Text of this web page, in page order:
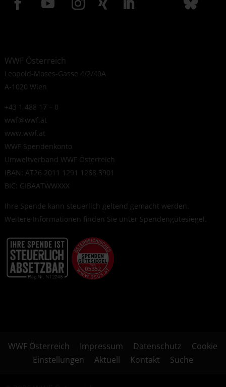
WWF Österreich
Leopold-Moses-Gasse 4/2/40A
A-1020 Wien
+43 1 488 17 – 0
wwf@wwf.at
www.wwf.at
WWF Spendenkonto
Umweltverband WWF Österreich
IBAN: AT26 2011 1291 1268 3901
BIC: GIBAATWWXXX
Ihre Spende kann steuerlich geltend gemacht werden.
Weitere Informationen finden Sie unter Spendengütesiegel.
WWF Österreich Impressum Datenschutz
Cookie
Einstellungen
Aktuell Kontakt Suche